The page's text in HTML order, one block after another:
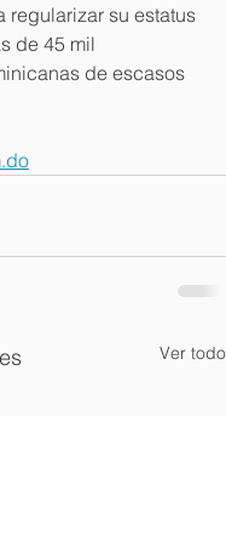
regularizar su estatus
de 45 mil
de escasos
Ver todo